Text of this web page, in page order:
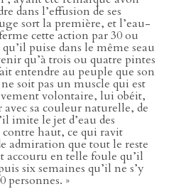
dans l’effusion de ses
sort la première, et l’eau-
cette action par 30 ou
puise dans le même seau
qu’à trois ou quatre pintes
entendre au peuple que son
soit pas un muscle qui est
volontaire, lui obéit,
avec sa couleur naturelle, de
imite le jet d’eau des
haut, ce qui ravit
admiration que tout le reste
accouru en telle foule qu’il
six semaines qu’il ne s’y
personnes. »